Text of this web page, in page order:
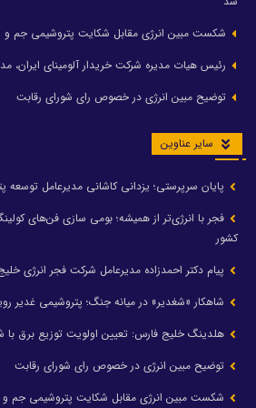
شکست مبین انرژی مقابل شکایت پتروشیمی جم و
رئیس هیات مدیره شرکت خریدار آلومینای ایران،
توضیح مبین انرژی در خصوص رای شورای رقابت
سایر عناوین
پایان سرپرستی؛ یزدانی کاشانی مدیرعامل توسعه
فجر با انرژی‌تر از همیشه؛ بومی سازی فن‌های
کشور
پیام دکتر احمدزاده مدیرعامل شرکت فجر انرژی
شاهکار «شغدیر» در میانه جنگ؛ پتروشیمی غدیر
هلدینگ خلیج فارس: تعیین اولویت توزیع برق
توضیح مبین انرژی در خصوص رای شورای رقابت
شکست مبین انرژی مقابل شکایت پتروشیمی جم و